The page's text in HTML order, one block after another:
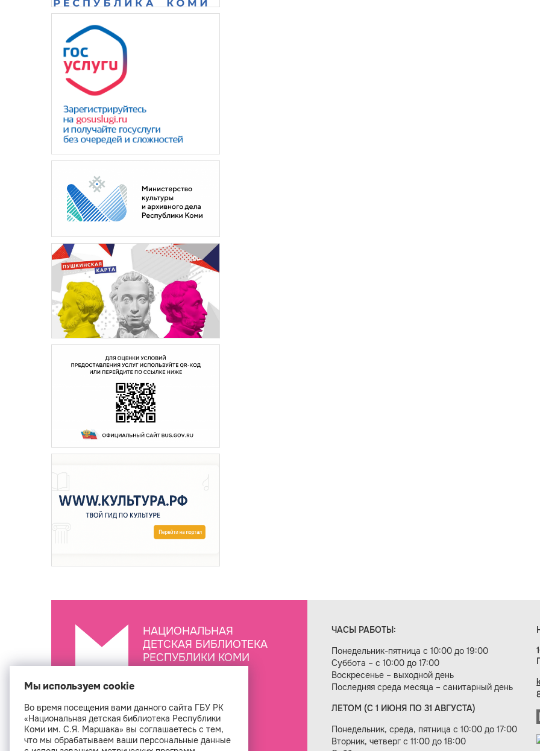
НАЦИОНАЛЬНАЯ
ДЕТСКАЯ БИБЛИОТЕКА
РЕСПУБЛИКИ КОМИ
ЧАСЫ РАБОТЫ:
Понедельник-пятница с 10:00 до 19:00
Суббота – с 10:00 до 17:00
Воскресенье – выходной день
Последняя среда месяца – санитарный день
ЛЕТОМ (С 1 ИЮНЯ ПО 31 АВГУСТА)
Понедельник, среда, пятница с 10:00 до 17:00
Вторник, четверг с 11:00 до 18:00
Создание сайта — веб-студия «Цифровой век»
Мы используем cookie
Во время посещения вами данного сайта ГБУ РК
«Национальная детская библиотека Республики
Коми им. С.Я. Маршака» вы соглашаетесь с тем,
что мы обрабатываем ваши персональные данные